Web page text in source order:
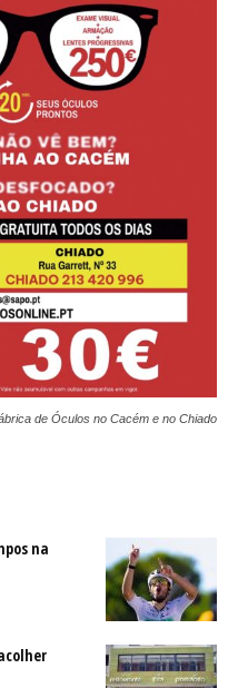
de Óculos no Cacém e no Chiado
na